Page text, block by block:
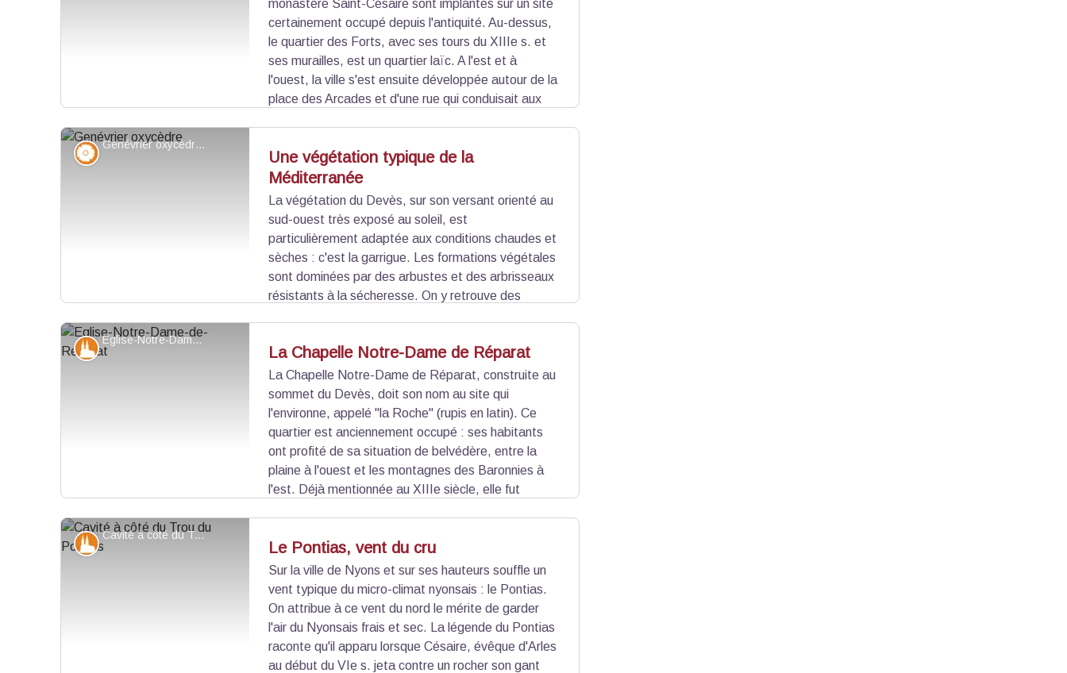
Voir l'image en plein écran
Voir l'image en plein écran
monastère Saint-Césaire sont implantés sur un site
certainement occupé depuis l'antiquité. Au-dessus,
le quartier des Forts, avec ses tours du XIIIe s. et
ses murailles, est un quartier laïc. A l'est et à
l'ouest, la ville s'est ensuite développée autour de la
place des Arcades et d'une rue qui conduisait aux
qu'au XXe s. qu'elle s'est étendue dans la plaine.
Genévrier oxycèdre - PNR des Baronnies provençales
Voir l'image en plein écran
Flore
Une végétation typique de la
Méditerranée
La végétation du Devès, sur son versant orienté au
sud-ouest très exposé au soleil, est
particulièrement adaptée aux conditions chaudes et
sèches : c'est la garrigue. Les formations végétales
sont dominées par des arbustes et des arbrisseaux
résistants à la sécheresse. On y retrouve des
romarin, le Chêne vert (
profitent de ces espèces végétales et les utilisent comme habitat.
Eglise-Notre-Dame-de-Réparat - Pnr Baronnies provençales
Voir l'image en plein écran
Patrimoine et histoire La Chapelle Notre-Dame de Réparat
La Chapelle Notre-Dame de Réparat, construite au
sommet du Devès, doit son nom au site qui
l'environne, appelé "la Roche" (rupis en latin). Ce
quartier est anciennement occupé : ses habitants
ont profité de sa situation de belvédère, entre la
plaine à l'ouest et les montagnes des Baronnies à
l'est. Déjà mentionnée au XIIIe siècle, elle fut
L'ermitage a été restauré il y a une vingtaine d'années.
Cavité à côté du Trou du Pontias - Pnr Baronnies provençales
Patrimoine et histoire Le Pontias, vent du cru
Sur la ville de Nyons et sur ses hauteurs souffle un
vent typique du micro-climat nyonsais : le Pontias.
On attribue à ce vent du nord le mérite de garder
l'air du Nyonsais frais et sec. La légende du Pontias
raconte qu'il apparu lorsque Césaire, évêque d'Arles
au début du VIe s. jeta contre un rocher son gant